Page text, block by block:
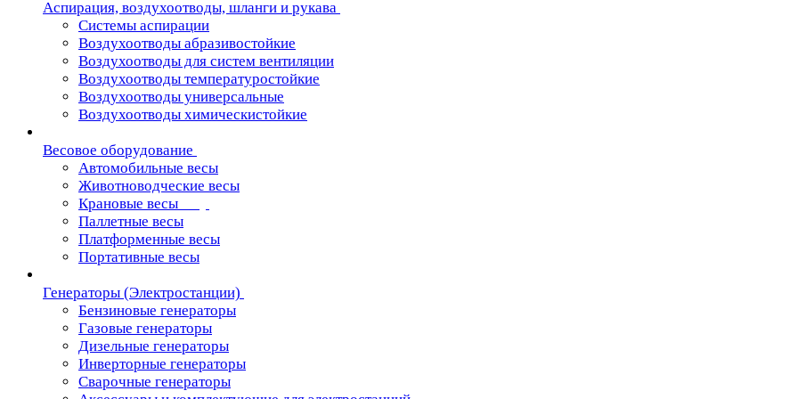
Аспирация, воздухоотводы, шланги и рукава
Системы аспирации
Воздухоотводы абразивостойкие
Воздухоотводы для систем вентиляции
Воздухоотводы температуростойкие
Воздухоотводы универсальные
Воздухоотводы химическистойкие
Весовое оборудование
Автомобильные весы
Животноводческие весы
Крановые весы
Паллетные весы
Платформенные весы
Портативные весы
Генераторы (Электростанции)
Бензиновые генераторы
Газовые генераторы
Дизельные генераторы
Инверторные генераторы
Сварочные генераторы